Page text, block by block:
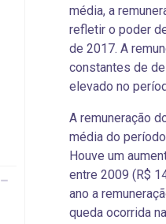
média, a
refletir o poder
de 2017. A
constantes de
elevado no
A remuneração
média do
Houve um
entre 2009 (R$
ano a
queda ocorrida